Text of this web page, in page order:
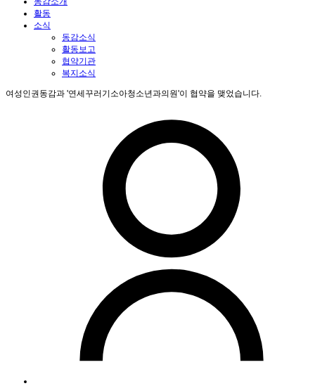
활동
소식
동감소식
활동보고
협약기관
복지소식
여성인권동감과 '연세꾸러기소아청소년과의원'이 협약을 맺었습니다.